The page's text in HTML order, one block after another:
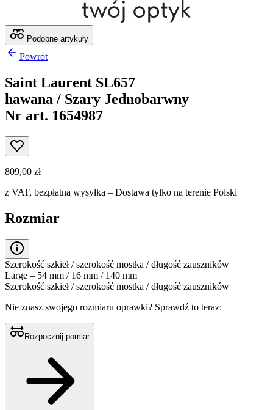
Podobne artykuły
Powrót
Saint Laurent SL657
hawana / Szary Jednobarwny
Nr art. 1654987
809,00 zł
z VAT, bezpłatna wysyłka – Dostawa tylko na terenie Polski
Rozmiar
Szerokość szkieł / szerokość mostka / długość zauszników
Large – 54 mm / 16 mm / 140 mm
Szerokość szkieł / szerokość mostka / długość zauszników
Nie znasz swojego rozmiaru oprawki? Sprawdź to teraz:
Rozpocznij pomiar